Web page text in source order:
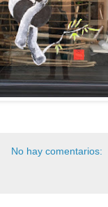
No hay comentarios: